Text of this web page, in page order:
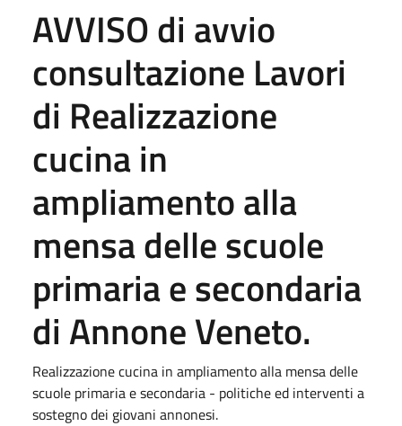
AVVISO di avvio
consultazione Lavori
di Realizzazione
cucina in
ampliamento alla
mensa delle scuole
primaria e secondaria
di Annone Veneto.
Realizzazione cucina in ampliamento alla mensa delle
scuole primaria e secondaria - politiche ed interventi a
sostegno dei giovani annonesi.